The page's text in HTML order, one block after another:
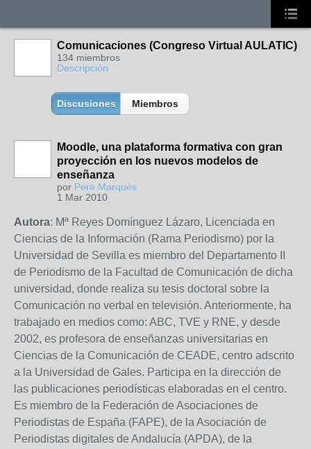
Comunicaciones (Congreso Virtual AULATIC)
134 miembros
Descripción
Discusiones Miembros
Moodle, una plataforma formativa con gran
proyección en los nuevos modelos de
enseñanza
por Pere Marquès
1 Mar 2010
Autora: Mª Reyes Domínguez Lázaro, Licenciada en
Ciencias de la Información (Rama Periodismo) por la
Universidad de Sevilla es miembro del Departamento II
de Periodismo de la Facultad de Comunicación de dicha
universidad, donde realiza su tesis doctoral sobre la
Comunicación no verbal en televisión. Anteriormente, ha
trabajado en medios como: ABC, TVE y RNE, y desde
2002, es profesora de enseñanzas universitarias en
Ciencias de la Comunicación de CEADE, centro adscrito
a la Universidad de Gales. Participa en la dirección de
las publicaciones periodísticas elaboradas en el centro.
Es miembro de la Federación de Asociaciones de
Periodistas de España (FAPE), de la Asociación de
Periodistas digitales de Andalucía (APDA), de la